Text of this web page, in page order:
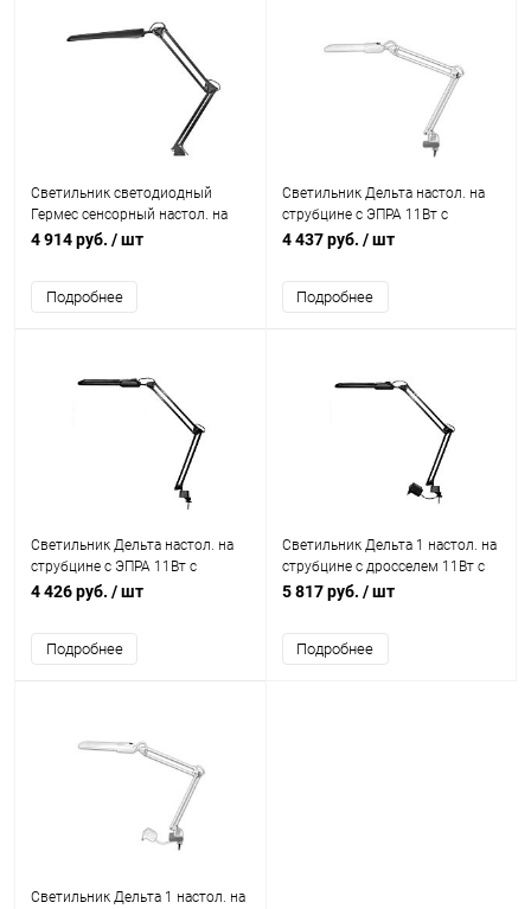
Светильник светодиодный
Гермес сенсорный настол. на
струбцине 8Вт черн. Трансвит
4 914 руб. / шт
Подробнее
Светильник Дельта настол. на
струбцине с ЭПРА 11Вт с
лампой КЛЛ 2G7 бел. Трансвит
4 437 руб. / шт
Подробнее
Светильник Дельта настол. на
струбцине с ЭПРА 11Вт с
лампой КЛЛ 2G7 черн. Трансвит
4 426 руб. / шт
Подробнее
Светильник Дельта 1 настол. на
струбцине с дросселем 11Вт с
лампой КЛЛ G23 черн. Трансвит
5 817 руб. / шт
Подробнее
Светильник Дельта 1 настол. на